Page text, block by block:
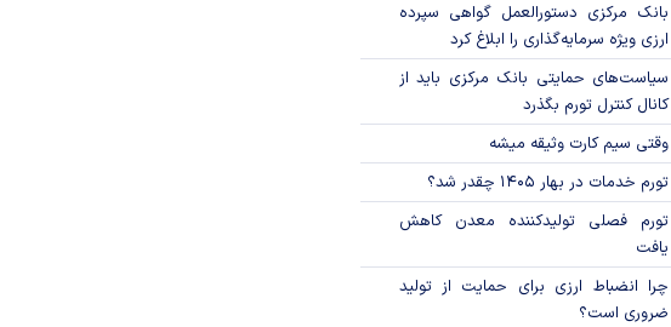
بانک مرکزی دستورالعمل گواهی سپرده
ارزی ویژه سرمایه‌گذاری را ابلاغ کرد
سیاست‌های حمایتی بانک مرکزی باید از
کانال کنترل تورم بگذرد
وقتی سیم کارت وثیقه میشه
تورم خدمات در بهار ۱۴۰۵ چقدر شد؟
تورم فصلی تولیدکننده معدن کاهش
یافت
چرا انضباط ارزی برای حمایت از تولید
ضروری است؟